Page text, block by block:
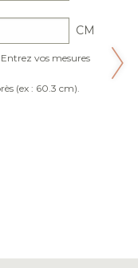
CM
vos mesures
(ex : 60.3 cm).